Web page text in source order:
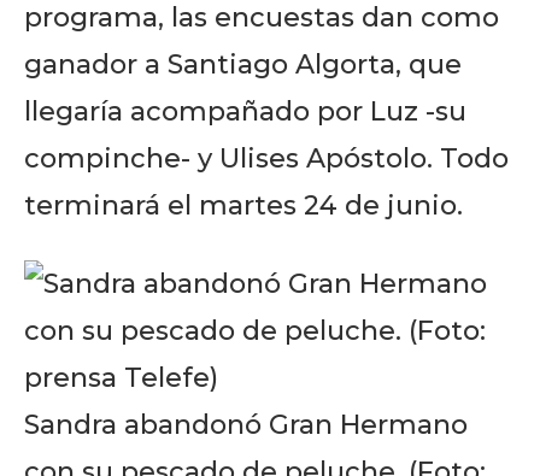
programa, las encuestas dan como
ganador a Santiago Algorta, que
llegaría acompañado por Luz -su
compinche- y Ulises Apóstolo. Todo
terminará el martes 24 de junio.
Sandra abandonó Gran Hermano